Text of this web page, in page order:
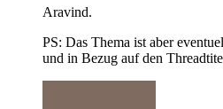
Aravind.
PS: Das Thema ist aber
und in Bezug auf den